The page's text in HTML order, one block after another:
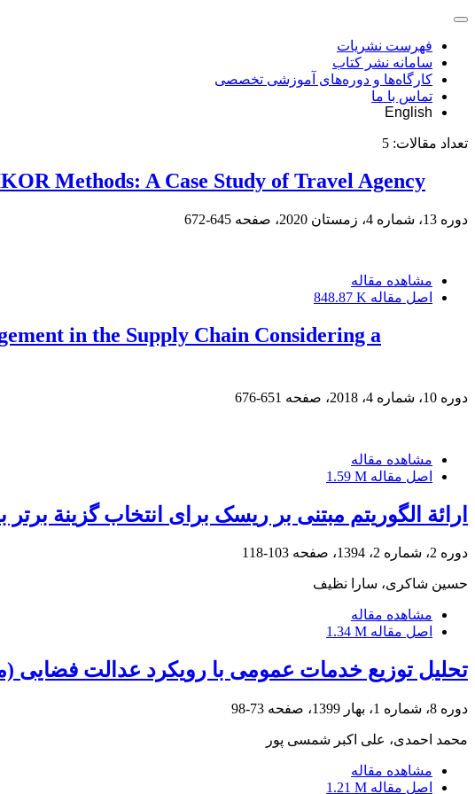
فهرست نشریات
سامانه نشر کتاب
کارگاه‌ها و دوره‌های آموزشی تخصصی
تماس با ما
English
تعداد مقالات: 5
Methods: A Case Study of Travel Agency
دوره 13، شماره 4، زمستان 2020، صفحه
645-672
مشاهده مقاله
اصل مقاله 848.87 K
in the Supply Chain Considering a
دوره 10، شماره 4، 2018، صفحه 651-676
مشاهده مقاله
اصل مقاله 1.59 M
ارائة الگوریتم مبتنی بر ریسک برای انتخاب گزینة
دوره 2، شماره 2، 1394، صفحه 103-118
حسین شاکری، سارا نظیف
مشاهده مقاله
اصل مقاله 1.34 M
تحلیل توزیع خدمات عمومی با رویکرد عدالت فضایی
دوره 8، شماره 1، بهار 1399، صفحه 73-98
محمد احمدی، علی اکبر شمسی پور
مشاهده مقاله
اصل مقاله 1.21 M